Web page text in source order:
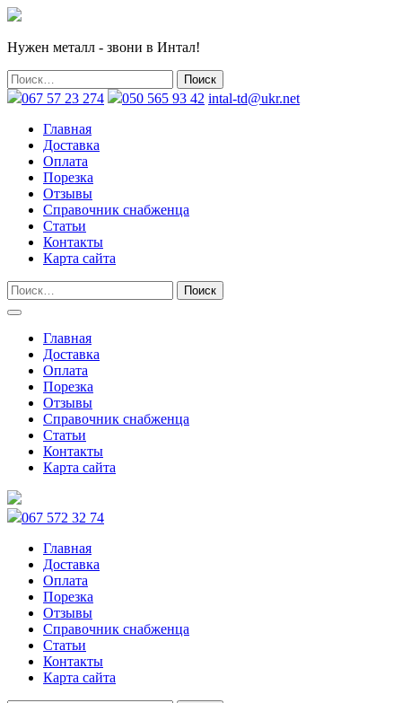
Нужен металл - звони в Интал!
067 57 23 274 050 565 93 42 intal-td@ukr.net
Главная
Доставка
Оплата
Порезка
Отзывы
Справочник снабженца
Статьи
Контакты
Карта сайта
Главная
Доставка
Оплата
Порезка
Отзывы
Справочник снабженца
Статьи
Контакты
Карта сайта
067 572 32 74
Главная
Доставка
Оплата
Порезка
Отзывы
Справочник снабженца
Статьи
Контакты
Карта сайта